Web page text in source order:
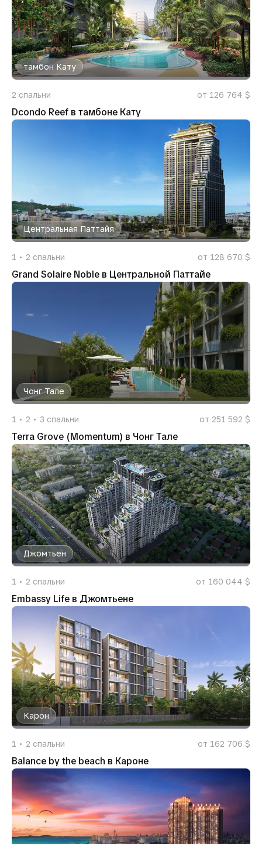
тамбон Кату
2 спальни от 126 764 $
Dcondo Reef в тамбоне Кату
Центральная Паттайя
1 2 спальни от 128 670 $
Grand Solaire Noble в Центральной Паттайе
Чонг Тале
1 2 3 спальни от 251 592 $
Terra Grove (Momentum) в Чонг Тале
Джомтьен
1 2 спальни от 160 044 $
Embassy Life в Джомтьене
Карон
1 2 спальни от 162 706 $
Balance by the beach в Кароне